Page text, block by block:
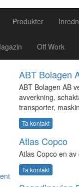
Produkter
Off Work
ABT Bolagen
ABT Bolagen AB
avverkning,
transporter,
Ta kontakt
Atlas Copco
Atlas Copco en
Ta kontakt